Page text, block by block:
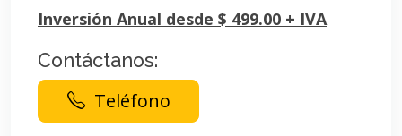
Inversión Anual desde $ 499.00 + IVA
Contáctanos:
Teléfono